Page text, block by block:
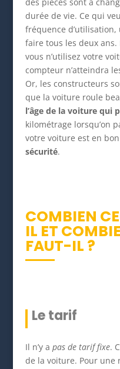
durée de vie. Ce qui
fréquence
faire tous les deux ans.
vous n’utilisez votre
compteur n’atteindra
Or, les constructeurs
que la voiture roule
l’âge de la voiture qui
kilométrage lorsqu’on
votre voiture est en
sécurité.
COMBIEN
IL ET
FAUT-IL ?
Le tarif
Il n’y a pas de tarif fixe.
de la voiture. Pour une